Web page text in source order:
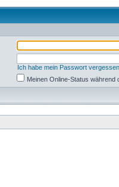
Ich habe mein Passwort vergessen
Meinen Online-Status während